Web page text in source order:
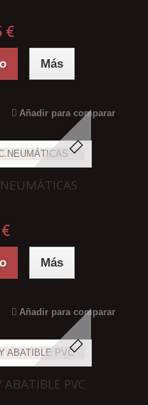
€
Más
Añadir para comparar
Más
Añadir para comparar
ABATIBLE PVC